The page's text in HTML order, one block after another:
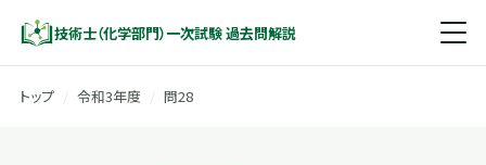
技術士（化学部門）一次試験 過去問解説
トップ 令和3年度 問28